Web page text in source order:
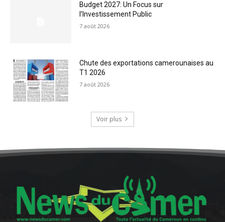
Budget 2027: Un Focus sur
l’Investissement Public
7 août 2026
Chute des exportations camerounaises au
T1 2026
7 août 2026
Voir plus